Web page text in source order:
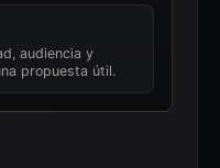
audiencia y
propuesta útil.